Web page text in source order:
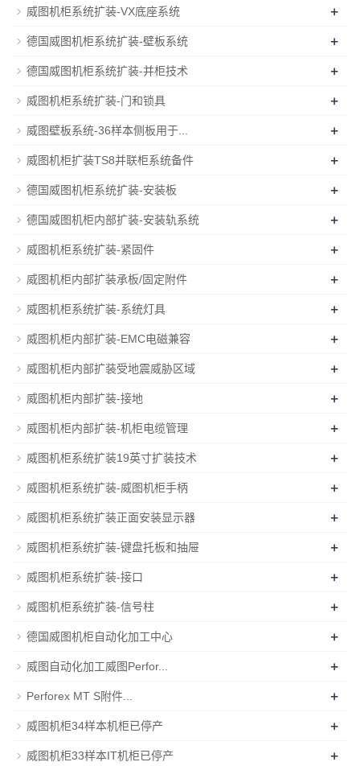
威图机柜系统扩装-VX底座系统 +
德国威图机柜系统扩装-壁板系统 +
德国威图机柜系统扩装-并柜技术 +
威图机柜系统扩装-门和锁具 +
威图壁板系统-36样本侧板用于... +
威图机柜扩装TS8并联柜系统备件 +
德国威图机柜系统扩装-安装板 +
德国威图机柜内部扩装-安装轨系统 +
威图机柜系统扩装-紧固件 +
威图机柜内部扩装承板/固定附件 +
威图机柜系统扩装-系统灯具 +
威图机柜内部扩装-EMC电磁兼容 +
威图机柜内部扩装受地震威胁区域 +
威图机柜内部扩装-接地 +
威图机柜内部扩装-机柜电缆管理 +
威图机柜系统扩装19英寸扩装技术 +
威图机柜系统扩装-威图机柜手柄 +
威图机柜系统扩装正面安装显示器 +
威图机柜系统扩装-键盘托板和抽屉 +
威图机柜系统扩装-接口 +
威图机柜系统扩装-信号柱 +
德国威图机柜自动化加工中心 +
威图自动化加工威图Perfor... +
Perforex MT S附件... +
威图机柜34样本机柜已停产 +
威图机柜33样本IT机柜已停产 +